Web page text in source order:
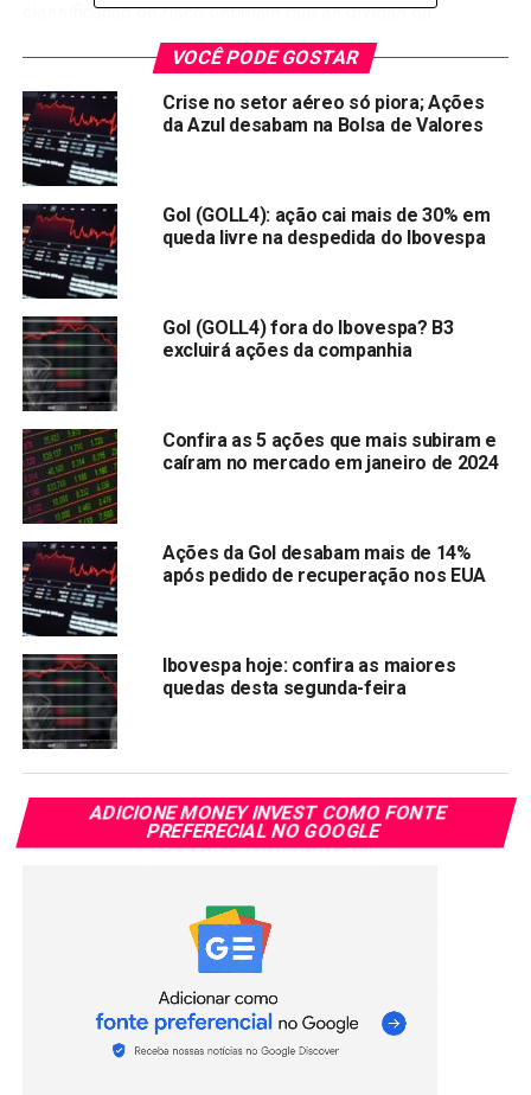
classificação de risco estimam que as dívidas da
empresa somam R$20 bilhões.
Com a notícia, as ações da Gol operam em forte queda
nesta segunda-feira (15). Às 10h30, os papéis caem
11,71%, a R$6,71.
Compartilhar:
Copy
Link
WhatsApp
Twitter
Facebook
Reddit
Email
TÓPICOS RELACIONADOS: GOLL4
PRÓXIMA:
Magazine Luiza (MGLU3) aporta R$ 1,25 bilhão de
família Trajano e BTG
NÃO PERCA:
Carrefour está encerrando lojas em todo o Brasil: o
que está acontecendo?
VOCÊ PODE GOSTAR
Crise no setor aéreo só piora; Ações
da Azul desabam na Bolsa de Valores
Gol (GOLL4): ação cai mais de 30% em
queda livre na despedida do Ibovespa
Gol (GOLL4) fora do Ibovespa? B3
excluirá ações da companhia
Confira as 5 ações que mais subiram e
caíram no mercado em janeiro de 2024
Ações da Gol desabam mais de 14%
após pedido de recuperação nos EUA
Ibovespa hoje: confira as maiores
quedas desta segunda-feira
ADICIONE MONEY INVEST COMO FONTE
PREFERECIAL NO GOOGLE